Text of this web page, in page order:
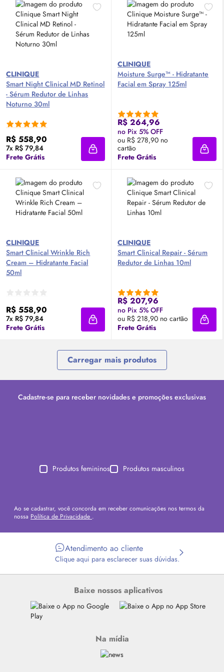
CLINIQUE
Smart Night Clinical MD Retinol
-Sérum Redutor de Linhas
Noturno 30ml
R$ 558,90
7x R$ 79,84
Frete Grátis
Adicionar à sacola
CLINIQUE
Moisture Surge™ - Hidratante
Facial em Spray 125ml
R$ 264,96
no Pix 5% OFF
ou R$ 278,90 no
cartão
Frete Grátis
CLINIQUE
Smart Clinical Wrinkle Rich
Cream – Hidratante Facial
50ml
R$ 558,90
7x R$ 79,84
Frete Grátis
Adicionar à sacola
CLINIQUE
Smart Clinical Repair -Sérum
Redutor de Linhas 10ml
R$ 207,96
no Pix 5% OFF
ou R$ 218,90 no cartão
Frete Grátis
Carregar mais produtos
Cadastre-se para receber novidades e promoções exclusivas
Produtos femininos Produtos masculinos
Ao se cadastrar, você concorda em receber comunicações nos termos da
nossa Política de Privacidade .
Atendimento ao cliente
Clique aqui para esclarecer suas dúvidas.
Baixe nossos aplicativos
Na mídia